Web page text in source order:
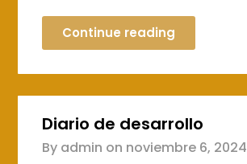
Continue reading
Diario de desarrollo
By admin on noviembre 6, 2024